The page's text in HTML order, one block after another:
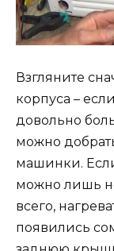
Взгляните
корпуса –
довольно
можно
машинки.
можно лишь
всего,
появились